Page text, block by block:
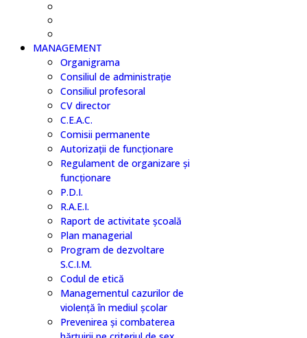
MANAGEMENT
Organigrama
Consiliul de administrație
Consiliul profesoral
CV director
C.E.A.C.
Comisii permanente
Autorizații de funcționare
Regulament de organizare și
funcționare
P.D.I.
R.A.E.I.
Raport de activitate școală
Plan managerial
Program de dezvoltare
S.C.I.M.
Codul de etică
Managementul cazurilor de
violență în mediul școlar
Prevenirea și combaterea